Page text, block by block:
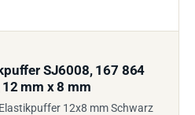
SJ6008, 167 864
12 mm x 8 mm
12x8 mm Schwarz